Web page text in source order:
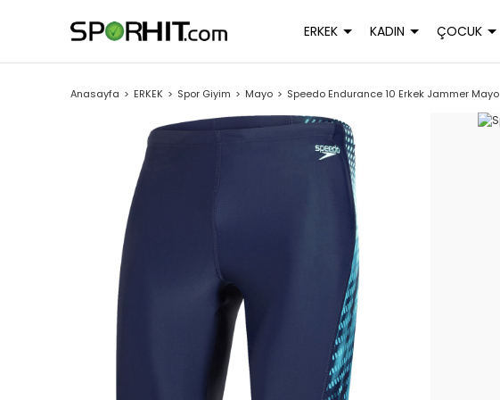
ERKEK KADIN ÇOCUK
Anasayfa ERKEK Spor Giyim Mayo Speedo Endurance 10 Erkek Jammer Mayo